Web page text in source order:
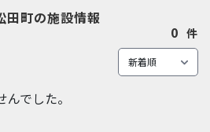
田町の施設情報
0 件
でした。